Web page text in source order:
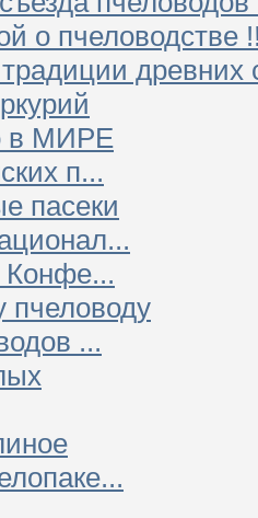
о пчеловодстве
древних
в МИРЕ
п...
пасеки
Конфе...
...